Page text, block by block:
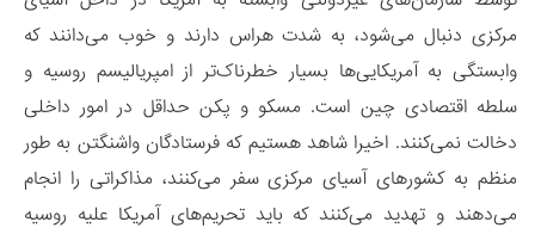
مرکزی دنبال می‌شود، به شدت هراس دارند و خوب می‌دانند که
وابستگی به آمریکایی‌ها بسیار خطرناک‌تر از امپریالیسم روسیه و
سلطه اقتصادی چین است. مسکو و پکن حداقل در امور داخلی
دخالت نمی‌کنند. اخیرا شاهد هستیم که فرستادگان واشنگتن به طور
منظم به کشورهای آسیای مرکزی سفر می‌کنند، مذاکراتی را انجام
می‌دهند و تهدید می‌کنند که باید تحریم‌های آمریکا علیه روسیه